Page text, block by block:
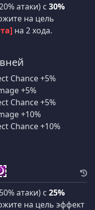
атаки) с 30%
на цель
на 2 хода.
Chance +5%
+5%
Chance +5%
+10%
Chance +10%
атаки) с 25%
на цель эффект